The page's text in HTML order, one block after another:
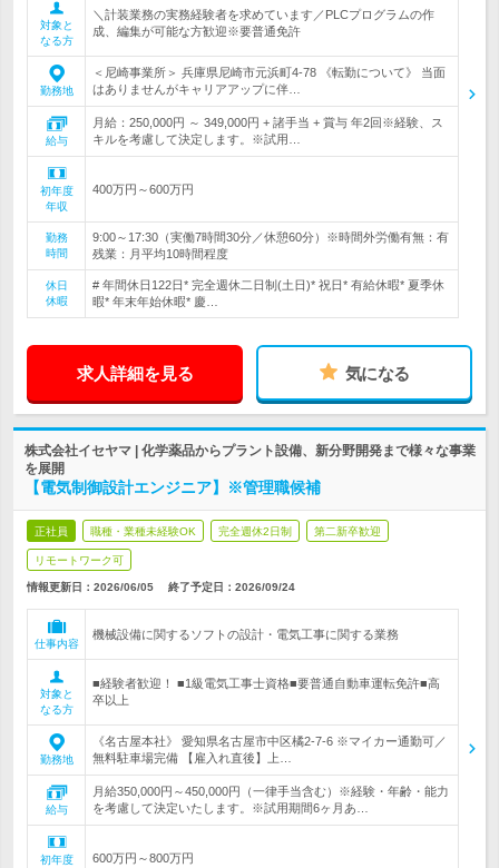
対象と
なる方
＼計装業務の実務経験者を求めています／PLCプログラムの作
成、編集が可能な方歓迎※要普通免許
勤務地
＜尼崎事業所＞ 兵庫県尼崎市元浜町4-78 《転勤について》 当面
はありませんがキャリアアップに伴…
給与
月給：250,000円 ～ 349,000円 + 諸手当 + 賞与 年2回※経験、ス
キルを考慮して決定します。※試用…
初年度
年収
400万円～600万円
勤務
時間
9:00～17:30（実働7時間30分／休憩60分）※時間外労働有無：有
残業：月平均10時間程度
休日
休暇
# 年間休日122日* 完全週休二日制(土日)* 祝日* 有給休暇* 夏季休
暇* 年末年始休暇* 慶…
求人詳細を見る 気になる
株式会社イセヤマ | 化学薬品からプラント設備、新分野開発まで様々な事業
を展開
【電気制御設計エンジニア】※管理職候補
正社員 職種・業種未経験OK 完全週休2日制 第二新卒歓迎
リモートワーク可
情報更新日：2026/06/05 終了予定日： 2026/09/24
仕事内容
機械設備に関するソフトの設計・電気工事に関する業務
対象と
なる方
■経験者歓迎！ ■1級電気工事士資格■要普通自動車運転免許■高
卒以上
勤務地
《名古屋本社》 愛知県名古屋市中区橘2-7-6 ※マイカー通勤可／
無料駐車場完備 【雇入れ直後】上…
給与
月給350,000円～450,000円（一律手当含む）※経験・年齢・能力
を考慮して決定いたします。※試用期間6ヶ月あ…
初年度
600万円～800万円